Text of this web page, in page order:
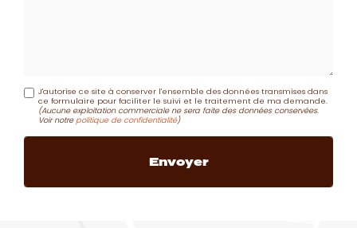
J'autorise ce site à conserver l'ensemble des données transmises dans
ce formulaire pour faciliter le suivi et le traitement de ma demande.
(Aucune exploitation commerciale ne sera faite des données conservées.
Voir notrepolitique de confidentialité)